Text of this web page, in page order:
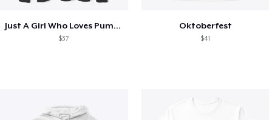
Just A Girl Who Loves Pumpkin Spice
$37
Oktoberfest
$41